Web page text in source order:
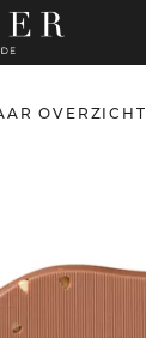
OVERZICHT